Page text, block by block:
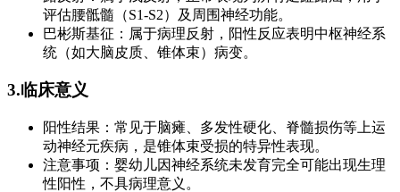
评估腰骶髓（S1-S2）及周围神经功能。
巴彬斯基征：属于病理反射，阳性反应表明中枢神经系
统（如大脑皮质、锥体束）病变。
3.临床意义
阳性结果：常见于脑瘫、多发性硬化、脊髓损伤等上运
动神经元疾病，是锥体束受损的特异性表现。
注意事项：婴幼儿因神经系统未发育完全可能出现生理
性阳性，不具病理意义。